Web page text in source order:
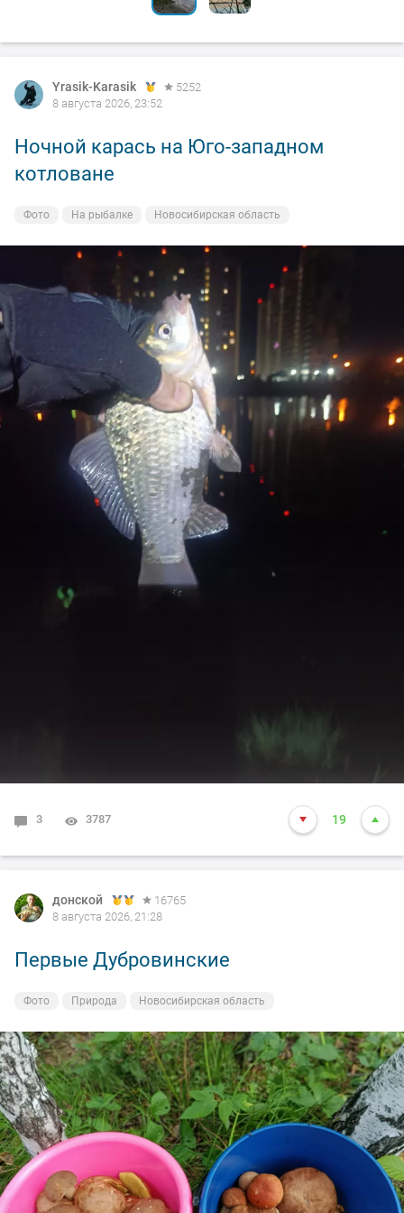
Yrasik-Karasik
5252
8 августа 2026, 23:52
Ночной карась на Юго-западном
котловане
Фото На рыбалке Новосибирская область
3 3787 19
донской
16765
8 августа 2026, 21:28
Первые Дубровинские
Фото Природа Новосибирская область